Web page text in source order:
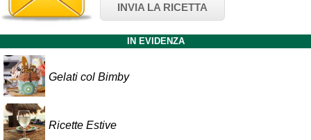
INVIA LA RICETTA
IN EVIDENZA
Gelati col Bimby
Ricette Estive